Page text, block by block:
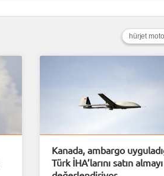
hürjet
Kanada, ambargo
Türk İHA’larını satın almayı